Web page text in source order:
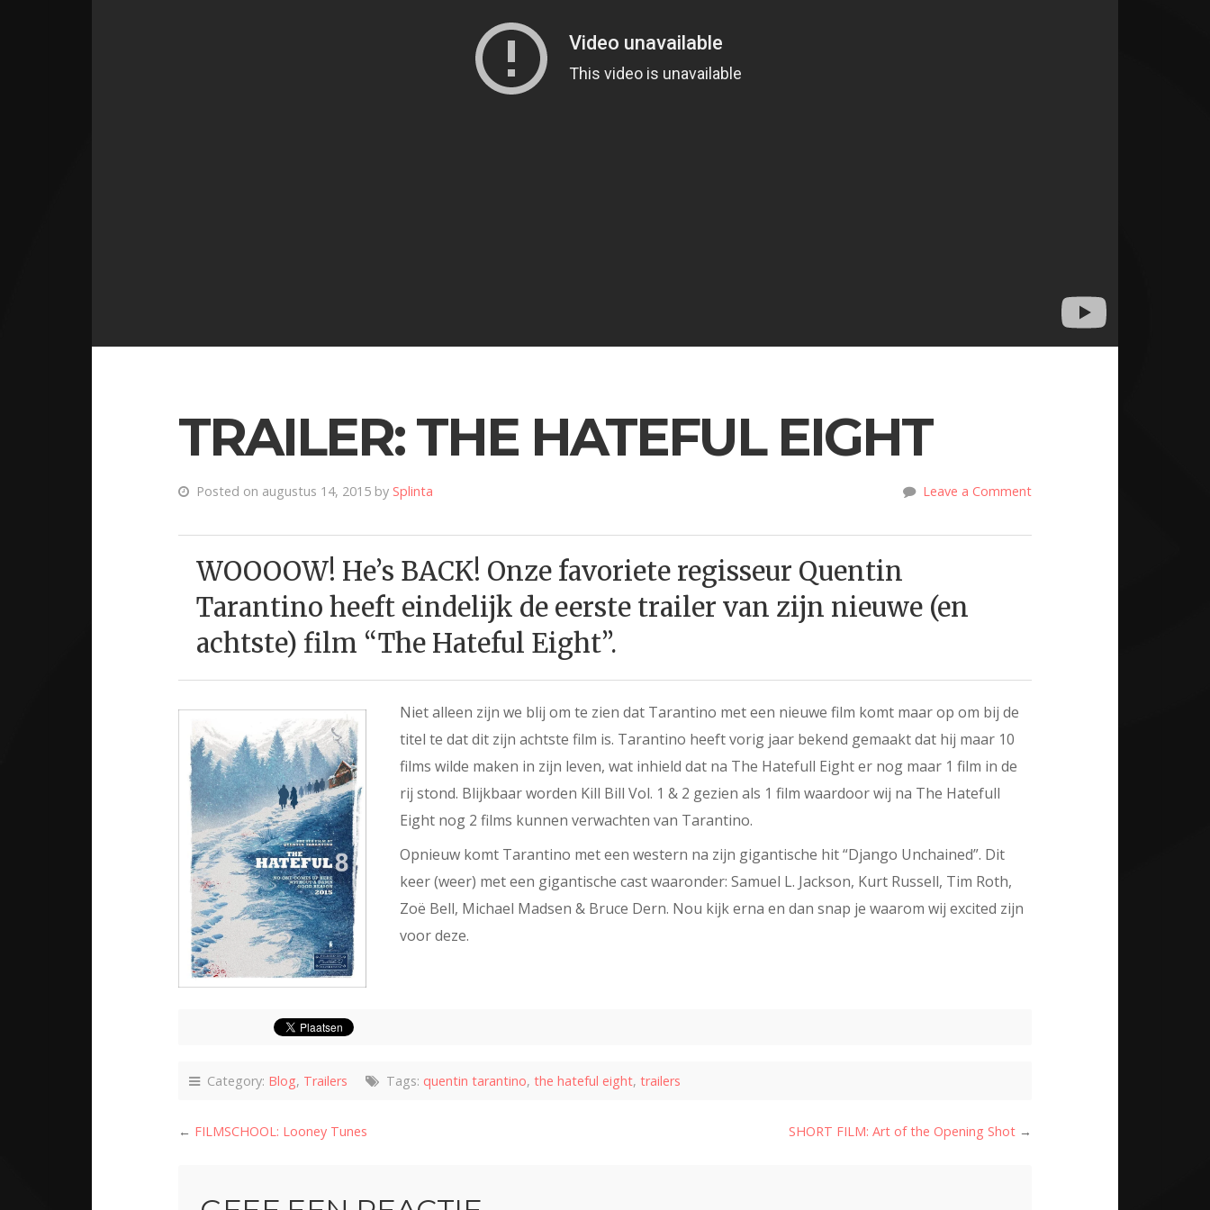
TRAILER: THE HATEFUL EIGHT
Posted on augustus 14, 2015 by Splinta Leave a Comment
WOOOOW! He’s BACK! Onze favoriete regisseur Quentin
Tarantino heeft eindelijk de eerste trailer van zijn nieuwe (en
achtste) film “The Hateful Eight”.
Niet alleen zijn we blij om te zien dat Tarantino met een nieuwe film komt maar op om bij de
titel te dat dit zijn achtste film is. Tarantino heeft vorig jaar bekend gemaakt dat hij maar 10
films wilde maken in zijn leven, wat inhield dat na The Hatefull Eight er nog maar 1 film in de
rij stond. Blijkbaar worden Kill Bill Vol. 1 & 2 gezien als 1 film waardoor wij na The Hatefull
Eight nog 2 films kunnen verwachten van Tarantino.
Opnieuw komt Tarantino met een western na zijn gigantische hit “Django Unchained”. Dit
keer (weer) met een gigantische cast waaronder: Samuel L. Jackson, Kurt Russell, Tim Roth,
Zoë Bell, Michael Madsen & Bruce Dern. Nou kijk erna en dan snap je waarom wij excited zijn
voor deze.
Category: Blog, Trailers Tags: quentin tarantino, the hateful eight, trailers
← FILMSCHOOL: Looney Tunes SHORT FILM: Art of the Opening Shot →